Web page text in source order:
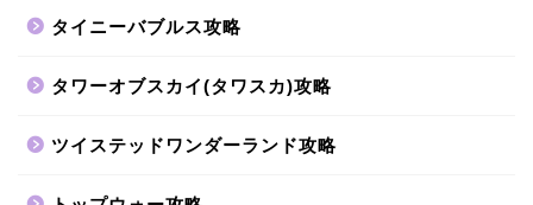
タイニーバブルス攻略
タワーオブスカイ(タワスカ)攻略
ツイステッドワンダーランド攻略